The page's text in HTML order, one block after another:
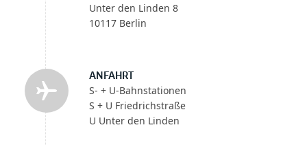
Unter den Linden 8
10117 Berlin
ANFAHRT
S- + U-Bahnstationen
S + U Friedrichstraße
U Unter den Linden